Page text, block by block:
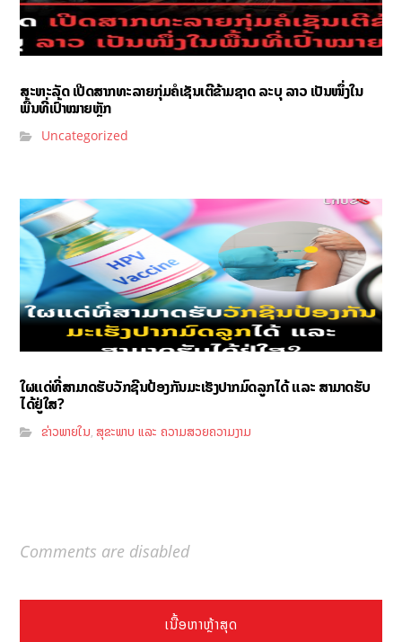
ສະຫະລັດ ເປີດສາກທະລາຍກຸ່ມຄໍເຊັນເຕີຂ້າມຊາດ ລະບຸ ລາວ ເປັນໜຶ່ງໃນ
ພື້ນທີ່ເປົ້າໝາຍຫຼັກ
Uncategorized
ໃຜແດ່ທີ່ສາມາດຮັບວັກຊີນປ້ອງກັນມະເຮັງປາກມົດລູກໄດ້ ແລະ ສາມາດຮັບ
ໄດ້ຢູ່ໃສ?
ຂ່າວພາຍໃນ,ສຸຂະພາບ ແລະ ຄວາມສວຍຄວາມງາມ
Comments are disabled
ເນື້ອຫາຫຼ້າສຸດ